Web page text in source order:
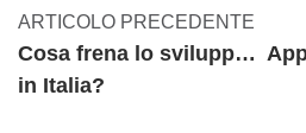
ARTICOLO PRECEDENTE
Cosa frena lo sviluppo della Smart Factory
in Italia?